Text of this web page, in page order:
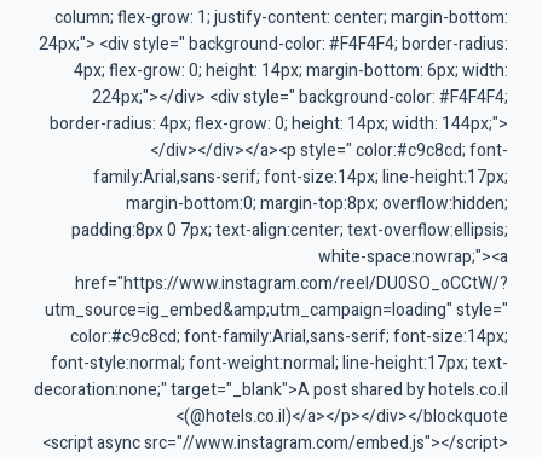
column; flex-grow: 1; justify-content: center; margin-bottom:
24px;"> <div style=" background-color: #F4F4F4; border-radius:
4px; flex-grow: 0; height: 14px; margin-bottom: 6px; width:
224px;"></div> <div style=" background-color: #F4F4F4;
border-radius: 4px; flex-grow: 0; height: 14px; width: 144px;">
</div></div></a><p style=" color:#c9c8cd; font-
family:Arial,sans-serif; font-size:14px; line-height:17px;
margin-bottom:0; margin-top:8px; overflow:hidden;
padding:8px 0 7px; text-align:center; text-overflow:ellipsis;
white-space:nowrap;"><a
href="https://www.instagram.com/reel/DU0SO_oCCtW/?
utm_source=ig_embed&amp;utm_campaign=loading" style="
color:#c9c8cd; font-family:Arial,sans-serif; font-size:14px;
font-style:normal; font-weight:normal; line-height:17px; text-
decoration:none;" target="_blank">A post shared by hotels.co.il
(@hotels.co.il)</a></p></div></blockquote>
<script async src="//www.instagram.com/embed.js"></script>